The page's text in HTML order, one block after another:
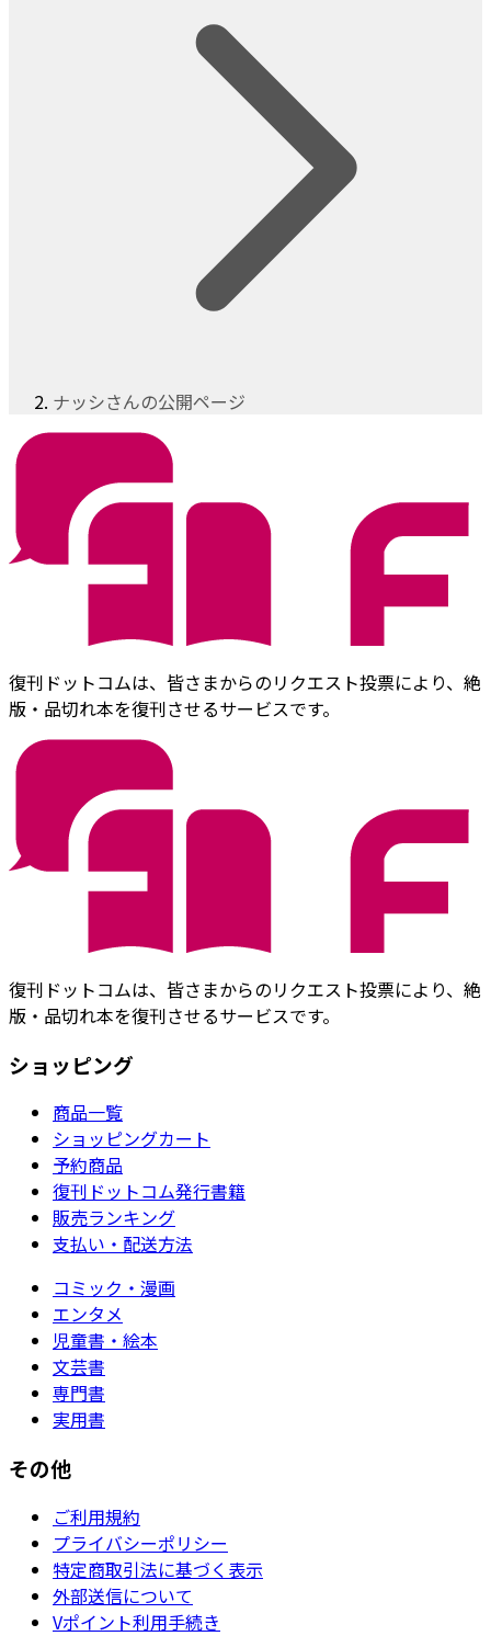
ナッシさんの公開ページ
復刊ドットコムは、皆さまからのリクエスト投票により、絶
版・品切れ本を復刊させるサービスです。
復刊ドットコムは、皆さまからのリクエスト投票により、絶
版・品切れ本を復刊させるサービスです。
ショッピング
商品一覧
ショッピングカート
予約商品
復刊ドットコム発行書籍
販売ランキング
支払い・配送方法
コミック・漫画
エンタメ
児童書・絵本
文芸書
専門書
実用書
その他
ご利用規約
プライバシーポリシー
特定商取引法に基づく表示
外部送信について
Vポイント利用手続き